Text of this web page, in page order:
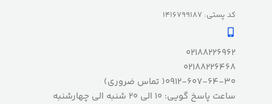
کد پستی: 1416799187
02188226962
02188226468
0912-607-64-30( تماس ضروری)
ساعت پاسخ گویی: 10 الی 20 شنبه الی چهارشنبه